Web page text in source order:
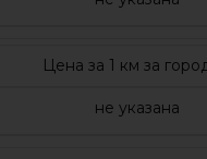
Цена за 1 км за
не указана